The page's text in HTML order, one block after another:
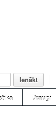
Ienākt
Draugi